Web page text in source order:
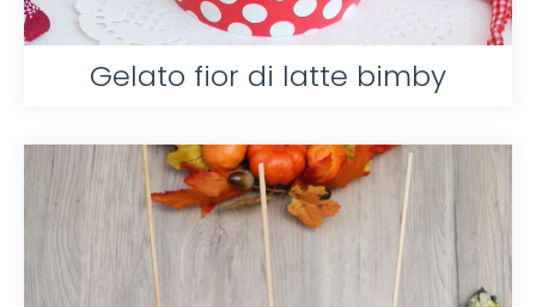
Gelato fior di latte bimby